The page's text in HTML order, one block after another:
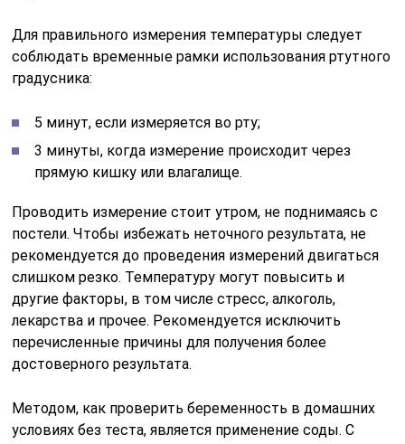
Для правильного измерения температуры следует
соблюдать временные рамки использования ртутного
градусника:
5 минут, если измеряется во рту;
3 минуты, когда измерение происходит через
прямую кишку или влагалище.
Проводить измерение стоит утром, не поднимаясь с
постели. Чтобы избежать неточного результата, не
рекомендуется до проведения измерений двигаться
слишком резко. Температуру могут повысить и
другие факторы, в том числе стресс, алкоголь,
лекарства и прочее. Рекомендуется исключить
перечисленные причины для получения более
достоверного результата.
Методом, как проверить беременность в домашних
условиях без теста, является применение соды. С